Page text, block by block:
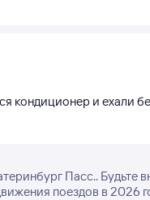
кондиционер и ехали
Пасс.. Будьте
поездов в 2026